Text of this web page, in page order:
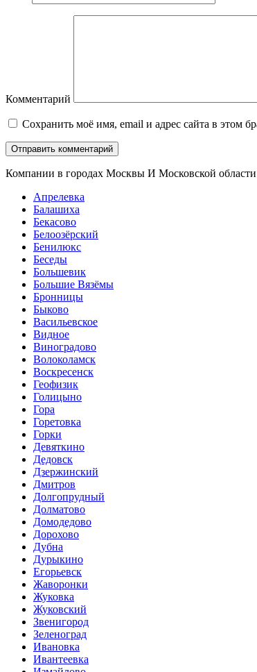
Комментарий
Сохранить моё имя, email и адрес сайта в этом
Компании в городах Москвы И Московской области
Апрелевка
Балашиха
Бекасово
Белоозёрский
Бенилюкс
Беседы
Большевик
Большие Вязёмы
Бронницы
Быково
Васильевское
Видное
Виноградово
Волоколамск
Воскресенск
Геофизик
Голицыно
Гора
Горетовка
Горки
Девяткино
Дедовск
Дзержинский
Дмитров
Долгопрудный
Долматово
Домодедово
Дорохово
Дубна
Дурыкино
Егорьевск
Жаворонки
Жуковка
Жуковский
Звенигород
Зеленоград
Ивановка
Ивантеевка